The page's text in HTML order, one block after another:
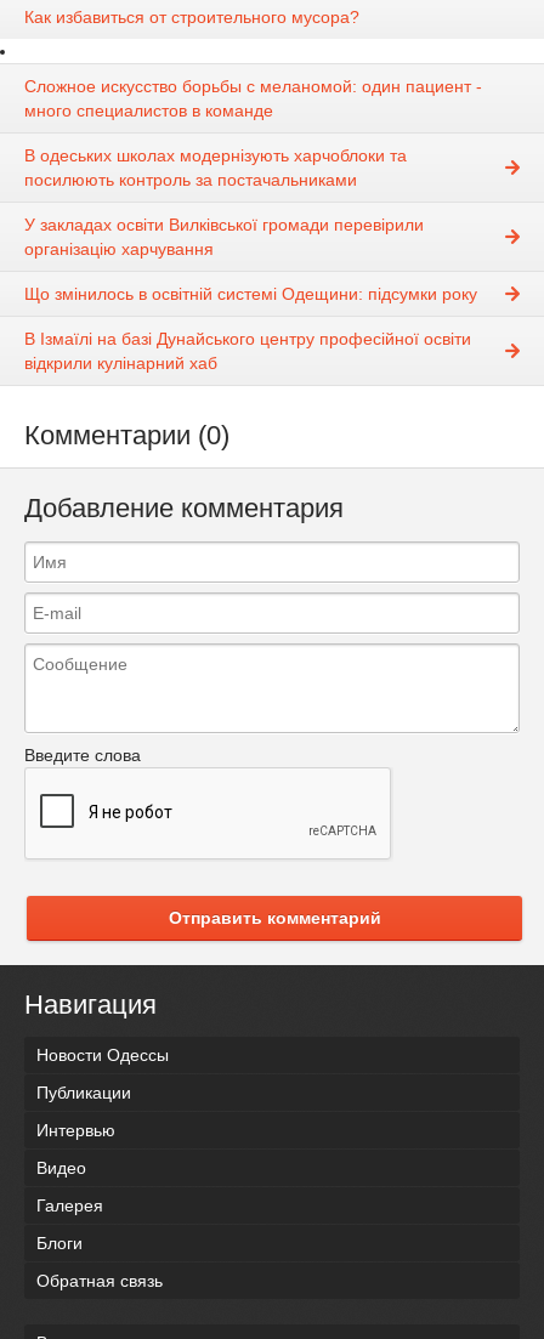
Как избавиться от строительного мусора?
Сложное искусство борьбы с меланомой: один пациент -
много специалистов в команде
В одеських школах модернізують харчоблоки та
посилюють контроль за постачальниками
У закладах освіти Вилківської громади перевірили
організацію харчування
Що змінилось в освітній системі Одещини: підсумки року
В Ізмаїлі на базі Дунайського центру професійної освіти
відкрили кулінарний хаб
Комментарии (0)
Добавление комментария
Введите слова
Отправить комментарий
Навигация
Новости Одессы
Публикации
Интервью
Видео
Галерея
Блоги
Обратная связь